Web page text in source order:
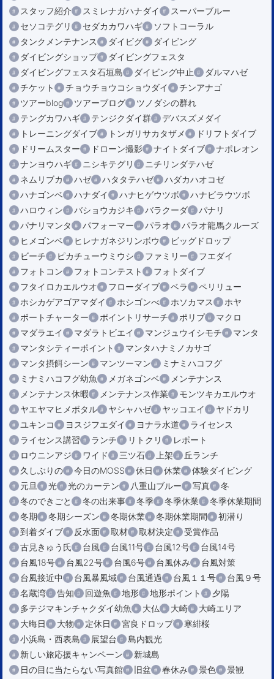
スタッフ紹介
スミレナガハナダイ
スーパーブルー
セソコテグリ
セダカカワハギ
ソフトコーラル
タンクメンテナンス
ダイビグ
ダイビング
ダイビングショップ
ダイビングフェスタ
ダイビングフェスタ石垣島
ダイビング中止
ダルマハゼ
チケット
チョウチョウコショウダイ
チンアナゴ
ツアーblog
ツアーブログ
ツノダシの群れ
テングカワハギ
テンジクダイ群
デバスズメダイ
トレーニングダイブ
トンガリサカタザメ
ドリフトダイブ
ドリームスター
ドローン撮影 ナイトダイブ
ナポレオン
ナンヨウハギ
ニシキテグリ
ニチリンダテハゼ
ネムリブカ
ハゼ ハタタテハゼ
ハダカハオコゼ
ハナゴンベ
ハナダイ ハナヒゲウツボ
ハナビラウツボ
ハロウィン
バショウカジキ バラクーダ
パナリ
パナリマンタ
パフォーマー パラオ
パラオ龍馬クルーズ
ヒメゴンベ
ヒレナガネジリンボウ
ビッグドロップ
ビーチ
ピカチューウミウシ ファミリー
フエダイ
フォトコン
フォトコンテスト
フォトダイブ
フタイロカエルウオ
フローダイブ ベラ
ペリリュー
ホシカゲアゴアマダイ
ホシゴンべ ホソカマス
ホヤ
ボートチャーター
ポイントリサーチ ポリプ
マクロ
マダラエイ
マダラトビエイ マンジュウイシモチ
マンタ
マンタシティーポイント
マンタハナミノカサゴ
マンタ摂餌シーン
マンツーマン
ミナミハコフグ
ミナミハコフグ幼魚
メガネゴンベ
メンテナンス
メンテナンス休暇
メンテナンス作業
モンツキカエルウオ
ヤエヤマヒメボタル
ヤシャハゼ ヤッコエイ
ヤドカリ
ユキンコ
ヨスジフエダイ ヨナラ水道
ライセンス
ライセンス講習
ランチ リトクリ
レポート
ロウニンアジ
ワイド 三ツ石 上架
丘ランチ
久しぶりの
今日のMOSS 休日 休業
体験ダイビング
元旦
光 光のカーテン 八重山ブルー 写真
冬
冬のできごと
冬の出来事 冬季 冬季休業
冬季休業期間
冬期
冬期シーズン 冬期休業 冬期休業期間
初潜り
到着ダイブ
反水面 取材 取材決定
受賞作品
古見きゅう氏
台風 台風11号 台風12号
台風14号
台風18号
台風22号 台風6号 台風休み
台風対策
台風接近中
台風暴風域 台風通過 台風１１号
台風９号
名蔵湾
告知 回遊魚 地形 地形ポイント
夕陽
多テジマキンチャクダイ幼魚
大仏 大崎
大崎エリア
大晦日
大物 定休日 宮良ドロップ
寒緋桜
小浜島・西表島
展望台
島内観光
新しい旅応援キャンペーン
新城島
日の目に当たらない写真館
旧盆 春休み 景色
景観